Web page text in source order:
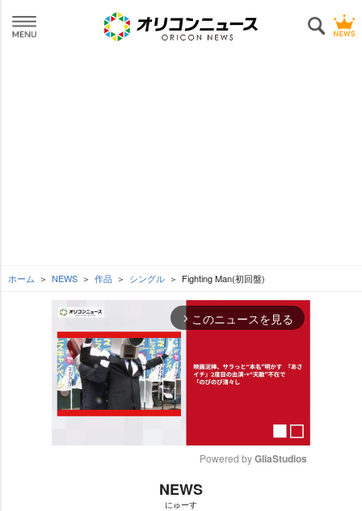
ホーム NEWS 作品 シングル Fighting Man(初回盤)
arrow_forward_ios このニュースを見る
Powered by GliaStudios
NEWS
にゅーす